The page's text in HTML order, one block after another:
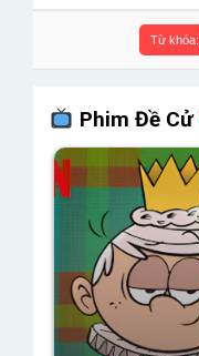
Từ khóa:
Phim Đề Cử